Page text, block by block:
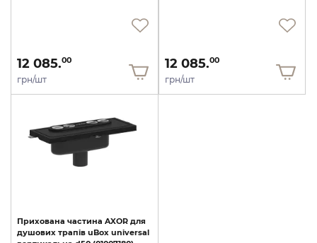
12 085.00
грн/шт
12 085.00
грн/шт
Прихована частина AXOR для
душових трапів uBox universal